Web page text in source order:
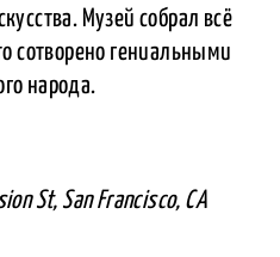
Музей собрал всё
сотворено гениальными
народа.
St, San Francisco, CA